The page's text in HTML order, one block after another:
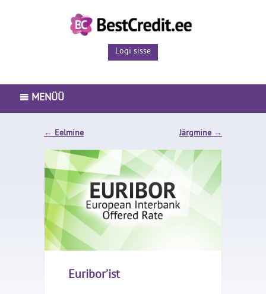
Logi sisse
MENÜÜ
PEAMENÜÜ
LAENUTOOTED
ISETEENINDUS
ETTEVÕTTEST
BLOGI
←Eelmine Järgmine→
Euribor’ist